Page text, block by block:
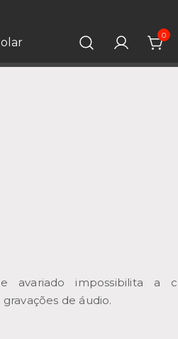
0
avariado impossibilita a
de áudio.